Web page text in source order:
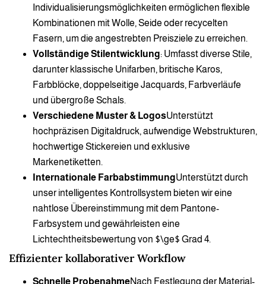
Individualisierungsmöglichkeiten ermöglichen flexible
Kombinationen mit Wolle, Seide oder recycelten
Fasern, um die angestrebten Preisziele zu erreichen.
Vollständige Stilentwicklung: Umfasst diverse Stile,
darunter klassische Unifarben, britische Karos,
Farbblöcke, doppelseitige Jacquards, Farbverläufe
und übergroße Schals.
Verschiedene Muster & LogosUnterstützt
hochpräzisen Digitaldruck, aufwendige Webstrukturen,
hochwertige Stickereien und exklusive
Markenetiketten.
Internationale FarbabstimmungUnterstützt durch
unser intelligentes Kontrollsystem bieten wir eine
nahtlose Übereinstimmung mit dem Pantone-
Farbsystem und gewährleisten eine
Lichtechtheitsbewertung von $\ge$ Grad 4.
Effizienter kollaborativer Workflow
Schnelle ProbenahmeNach Festlegung der Material-